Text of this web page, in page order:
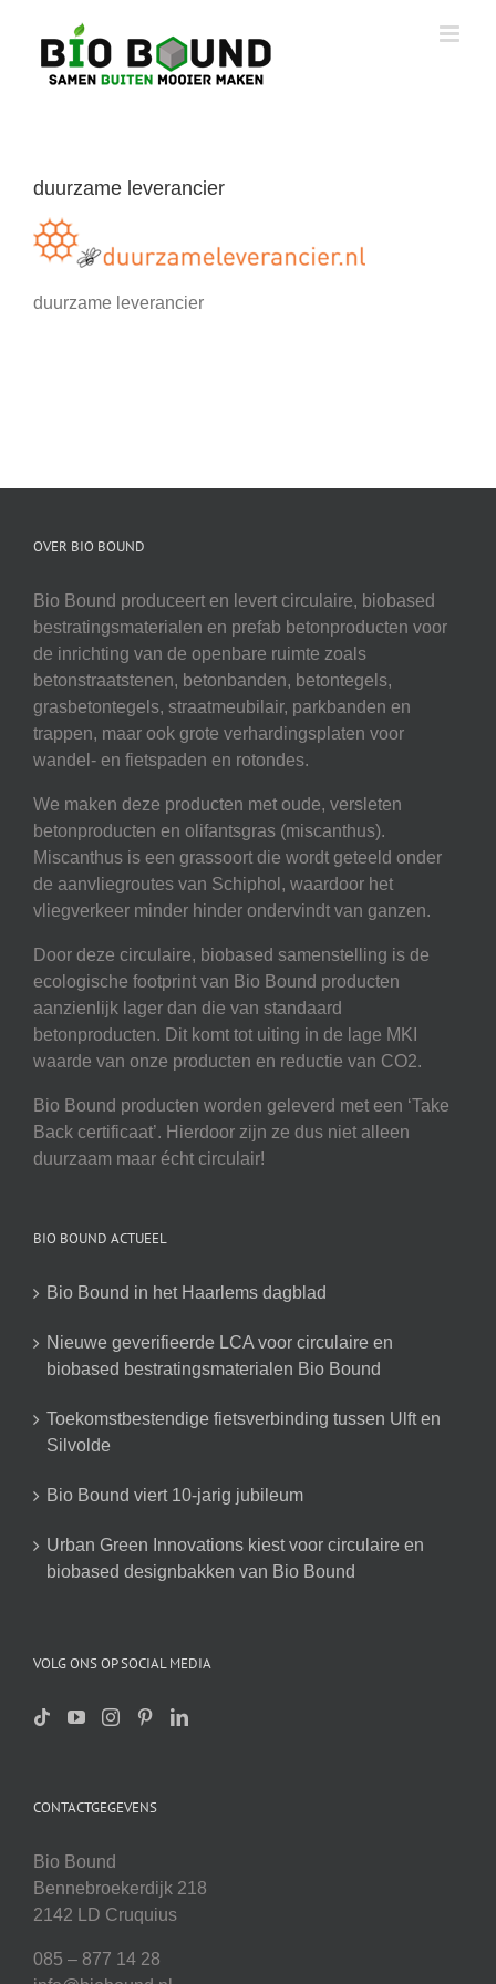
inhoud
duurzame leverancier
duurzame leverancier
OVER BIO BOUND
Bio Bound produceert en levert circulaire, biobased
bestratingsmaterialen en prefab betonproducten voor
de inrichting van de openbare ruimte zoals
betonstraatstenen, betonbanden, betontegels,
grasbetontegels, straatmeubilair, parkbanden en
trappen, maar ook grote verhardingsplaten voor
wandel- en fietspaden en rotondes.
We maken deze producten met oude, versleten
betonproducten en olifantsgras (miscanthus).
Miscanthus is een grassoort die wordt geteeld onder
de aanvliegroutes van Schiphol, waardoor het
vliegverkeer minder hinder ondervindt van ganzen.
Door deze circulaire, biobased samenstelling is de
ecologische footprint van Bio Bound producten
aanzienlijk lager dan die van standaard
betonproducten. Dit komt tot uiting in de lage MKI
waarde van onze producten en reductie van CO2.
Bio Bound producten worden geleverd met een ‘Take
Back certificaat’. Hierdoor zijn ze dus niet alleen
duurzaam maar écht circulair!
BIO BOUND ACTUEEL
Bio Bound in het Haarlems dagblad
Nieuwe geverifieerde LCA voor circulaire en
biobased bestratingsmaterialen Bio Bound
Toekomstbestendige fietsverbinding tussen Ulft en
Silvolde
Bio Bound viert 10-jarig jubileum
Urban Green Innovations kiest voor circulaire en
biobased designbakken van Bio Bound
VOLG ONS OP SOCIAL MEDIA
CONTACTGEGEVENS
Bio Bound
Bennebroekerdijk 218
2142 LD Cruquius
085 – 877 14 28